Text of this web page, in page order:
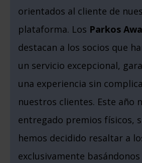
orientados al cliente de
plataforma. Los Parkos
destacan a los socios que
un servicio excepcional,
una experiencia sin
nuestros clientes. Este año
entregado premios físicos,
hemos decidido resaltar a
exclusivamente basándonos